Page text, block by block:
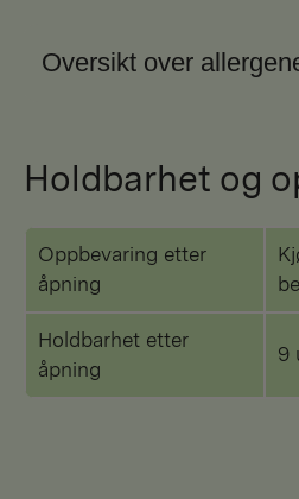
Oversikt over
Holdbarhet og
Oppbevaring etter
åpning
Holdbarhet etter
åpning
9